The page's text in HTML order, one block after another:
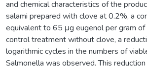
and chemical characteristics of the
salami prepared with clove at 0.2%, a
equivalent to 65 μg eugenol per gram of
control treatment without clove, a
logarithmic cycles in the numbers of
Salmonella was observed. This